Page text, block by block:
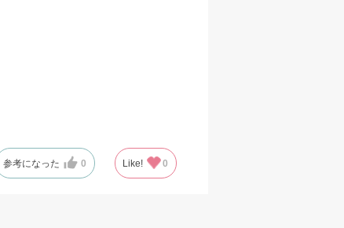
参考になった 0 Like! 0